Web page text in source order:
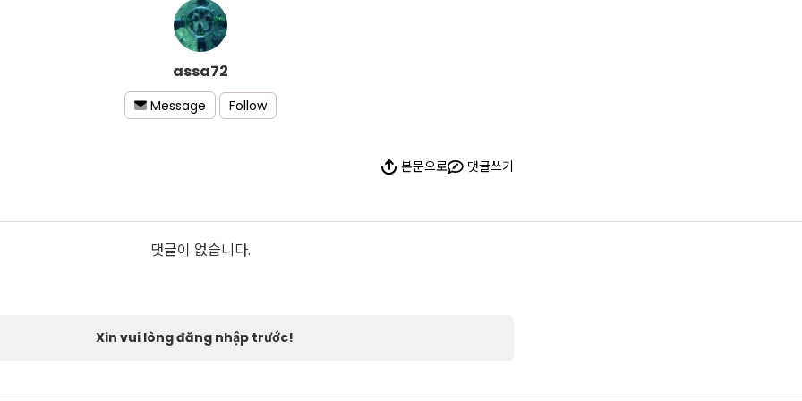
assa72
Message Follow
본문으로 댓글쓰기
댓글이 없습니다.
Xin vui lòng đăng nhập trước!